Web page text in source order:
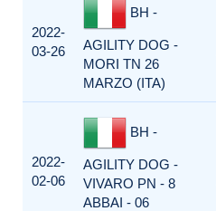
2022-
03-26
BH -
AGILITY DOG -
MORI TN 26
MARZO (ITA)
2022-
02-06
BH -
AGILITY DOG -
VIVARO PN - 8
ABBAI - 06